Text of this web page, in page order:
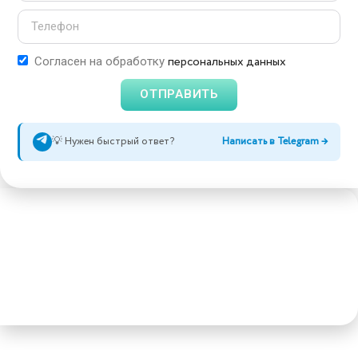
Согласен на обработку персональных данных
ОТПРАВИТЬ
💡 Нужен быстрый ответ? Написать в Telegram →